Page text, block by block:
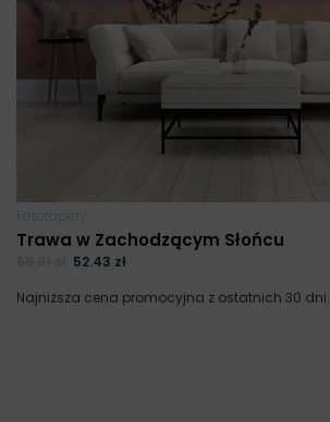
Fototapety
Trawa w Zachodzącym Słońcu
52.43 zł
Najniższa cena promocyjna z ostatnich 30 dni: